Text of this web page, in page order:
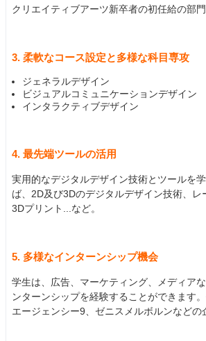
クリエイティブアーツ新卒者の初任給の部門
3. 柔軟なコース設定と多様な科目専攻
ジェネラルデザイン
ビジュアルコミュニケーションデザイン
インタラクティブデザイン
4. 最先端ツールの活用
実用的なデジタルデザイン技術とツールを
ば、2D及び3Dのデジタルデザイン技術、レ
3Dプリント...など。
5. 多様なインターンシップ機会
学生は、広告、マーケティング、メディア
ンターンシップを経験することができます
エージェンシー9、ゼニスメルボルンなどの